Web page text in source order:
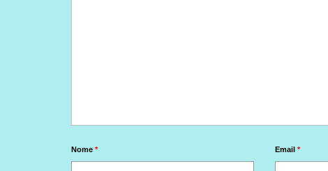
Nome * Email*